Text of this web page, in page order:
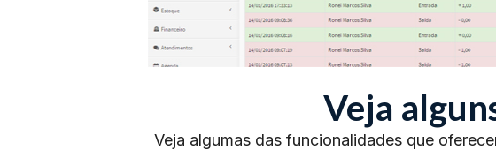
Veja
Veja algumas das funcionalidades que